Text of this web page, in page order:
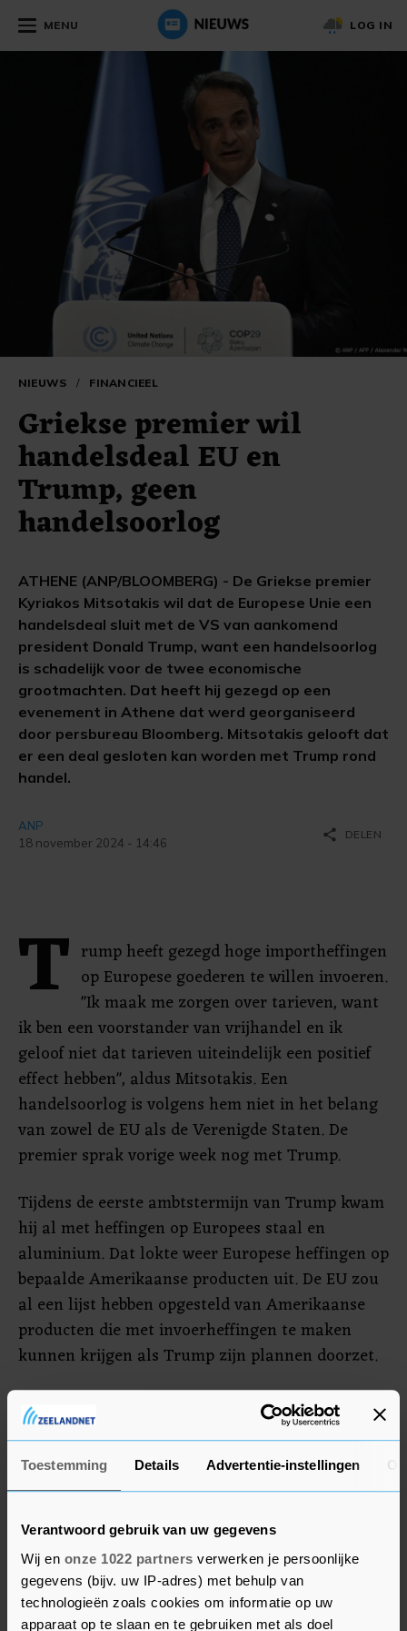
Toestemming Details Advertentie-instellingen
Verantwoord gebruik van uw gegevens
Wij en onze 1022 partners verwerken je persoonlijke
gegevens (bijv. uw IP-adres) met behulp van
technologieën zoals cookies om informatie op uw
apparaat op te slaan en te gebruiken met als doel
MENU LOG IN
NIEUWS / FINANCIEEL
Griekse premier wil
handelsdeal EU en
Trump, geen
handelsoorlog
ATHENE (ANP/BLOOMBERG) - De Griekse premier
Kyriakos Mitsotakis wil dat de Europese Unie een
handelsdeal sluit met de VS van aankomend
president Donald Trump, want een handelsoorlog
is schadelijk voor de twee economische
grootmachten. Dat heeft hij gezegd op een
evenement in Athene dat werd georganiseerd
door persbureau Bloomberg. Mitsotakis gelooft dat
er een deal gesloten kan worden met Trump rond
handel.
ANP
18 november 2024 - 14:46
share DELEN
T rump heeft gezegd hoge importheffingen
op Europese goederen te willen invoeren.
"Ik maak me zorgen over tarieven, want
ik ben een voorstander van vrijhandel en ik
geloof niet dat tarieven uiteindelijk een positief
effect hebben", aldus Mitsotakis. Een
handelsoorlog is volgens hem niet in het belang
van zowel de EU als de Verenigde Staten. De
premier sprak vorige week nog met Trump.
Tijdens de eerste ambtstermijn van Trump kwam
hij al met heffingen op Europees staal en
aluminium. Dat lokte weer Europese heffingen op
bepaalde Amerikaanse producten uit. De EU zou
al een lijst hebben opgesteld van Amerikaanse
producten die met invoerheffingen te maken
kunnen krijgen als Trump zijn plannen doorzet.
Meerdere Europese centralebankpresidenten en
beleidsmakers van de Europese Centrale Bank
(ECB) hebben ook al hun zorgen uitgesproken
over de tariefplannen van Trump. Zo zei de
vorige week dat die heffingen grote schade
kunnen aanrichten aan de Duitse economie
omdat het land veel goederen exporteert naar de
VS.